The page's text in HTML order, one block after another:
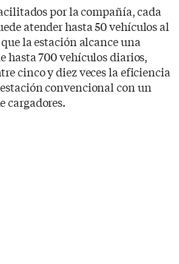
por la compañía, cada
atender hasta 50 vehículos al
la estación alcance una
hasta 700 vehículos diarios,
cinco y diez veces la eficiencia
convencional con un
cargadores.